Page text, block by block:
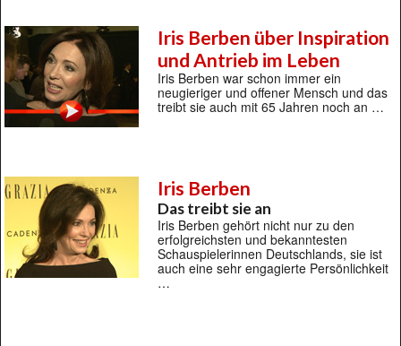
Iris Berben über Inspiration
und Antrieb im Leben
Iris Berben war schon immer ein
neugieriger und offener Mensch und das
treibt sie auch mit 65 Jahren noch an …
Iris Berben
Das treibt sie an
Iris Berben gehört nicht nur zu den
erfolgreichsten und bekanntesten
Schauspielerinnen Deutschlands, sie ist
auch eine sehr engagierte Persönlichkeit
…